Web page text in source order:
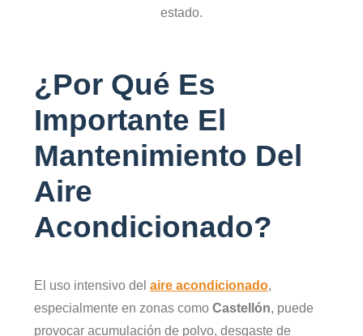
estado.
¿Por Qué Es
Importante El
Mantenimiento Del
Aire
Acondicionado?
El uso intensivo del aire acondicionado,
especialmente en zonas como Castellón, puede
provocar acumulación de polvo, desgaste de